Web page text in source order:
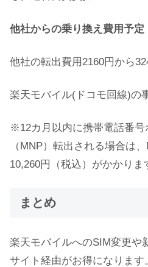
他社からの乗り換え費用予定
他社の転出費用2160円から
楽天モバイル(ドコモ回線)の
※12カ月以内に携帯電話番号
（MNP）転出される場合は
10,260円（税込）がかかりま
まとめ
楽天モバイルへのSIM変更や
サイト経由がお得になります